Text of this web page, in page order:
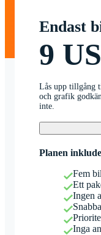
Endast
9
Lås upp tillgång
och grafik
inte.
Planen
Fem
Ett
Ingen
Inga